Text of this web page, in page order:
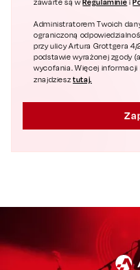
zawarte są w
i
Administratorem Twoich
ograniczoną
przy ulicy Artura Grottgera 4/
podstawie wyrażonej zgody
wycofania. Więcej
znajdziesztutaj.